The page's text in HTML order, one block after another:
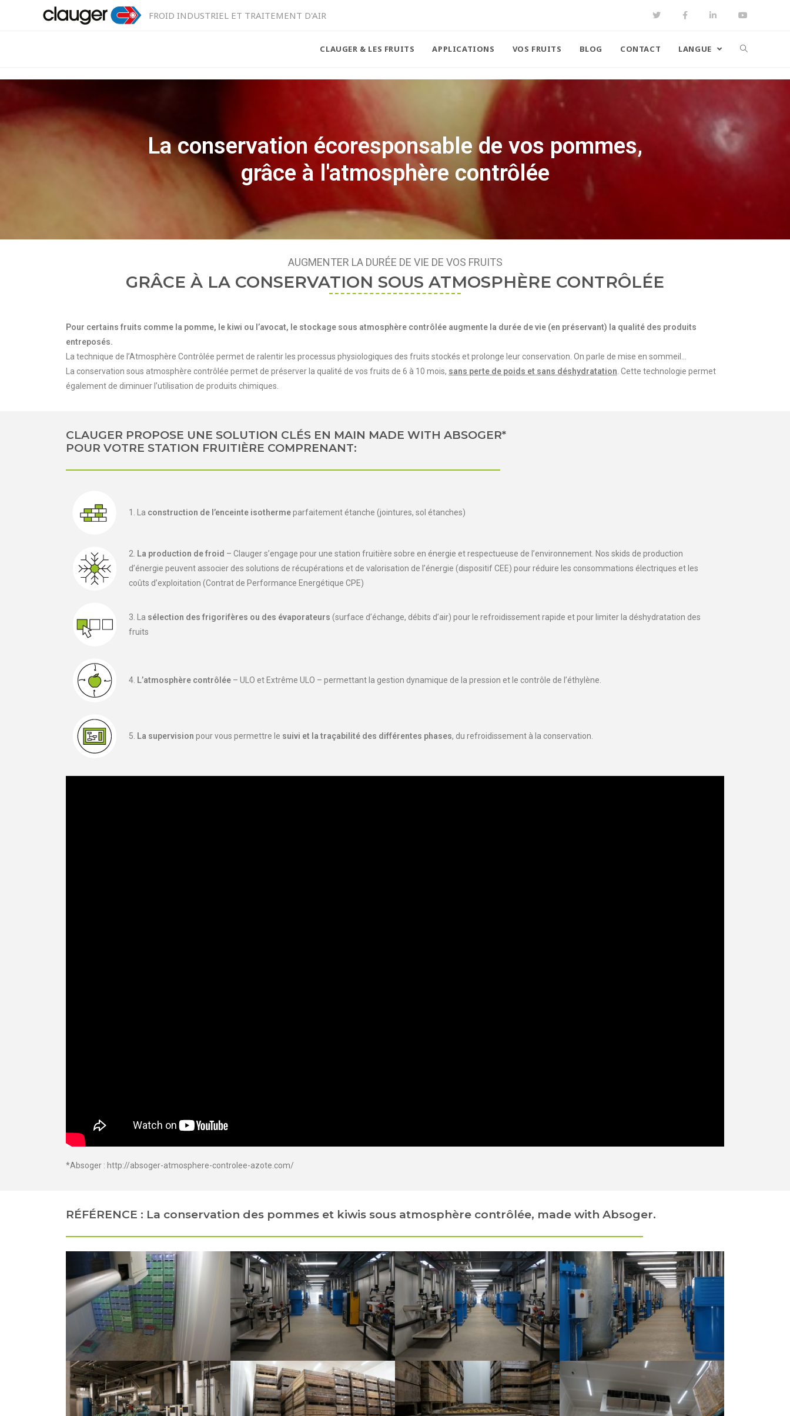
FROID INDUSTRIEL ET TRAITEMENT D'AIR
CLAUGER & LES FRUITS APPLICATIONS VOS FRUITS BLOG CONTACT LANGUE
La conservation écoresponsable de vos pommes,
grâce à l'atmosphère contrôlée
AUGMENTER LA DURÉE DE VIE DE VOS FRUITS
GRÂCE À LA CONSERVATION SOUS ATMOSPHÈRE CONTRÔLÉE
Pour certains fruits comme la pomme, le kiwi ou l’avocat, le stockage sous atmosphère contrôlée augmente la durée de vie (en préservant) la qualité des produits
entreposés.
La technique de l’Atmosphère Contrôlée permet de ralentir les processus physiologiques des fruits stockés et prolonge leur conservation. On parle de mise en sommeil…
La conservation sous atmosphère contrôlée permet de préserver la qualité de vos fruits de 6 à 10 mois, sans perte de poids et sans déshydratation . Cette technologie permet
également de diminuer l’utilisation de produits chimiques.
CLAUGER PROPOSE UNE SOLUTION CLÉS EN MAIN MADE WITH ABSOGER*
POUR VOTRE STATION FRUITIÈRE COMPRENANT:
1. La construction de l’enceinte isothermeparfaitement étanche (jointures, sol étanches)
2. La production de froid – Clauger s’engage pour une station fruitière sobre en énergie et respectueuse de l’environnement. Nos skids de production
d’énergie peuvent associer des solutions de récupérations et de valorisation de l’énergie (dispositif CEE) pour réduire les consommations électriques et les
coûts d’exploitation (Contrat de Performance Energétique CPE)
3. La sélection des frigorifères ou des évaporateurs (surface d’échange, débits d’air) pour le refroidissement rapide et pour limiter la déshydratation des
fruits
4. L’atmosphère contrôlée – ULO et Extrême ULO – permettant la gestion dynamique de la pression et le contrôle de l’éthylène.
5. La supervision pour vous permettre le suivi et la traçabilité des différentes phases, du refroidissement à la conservation.
*Absoger : http://absoger-atmosphere-controlee-azote.com/
RÉFÉRENCE : La conservation des pommes et kiwis sous atmosphère contrôlée, made with Absoger.